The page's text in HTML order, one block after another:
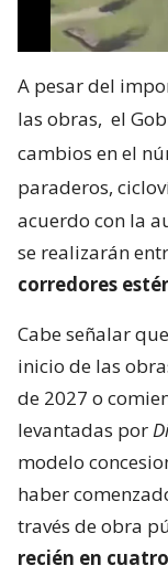
A pesar del
las obras, el
cambios en el
paraderos,
acuerdo con la
se realizarán
corredores
Cabe señalar
inicio de las
de 2027 o
levantadas por
modelo
haber
través de obra
recién en